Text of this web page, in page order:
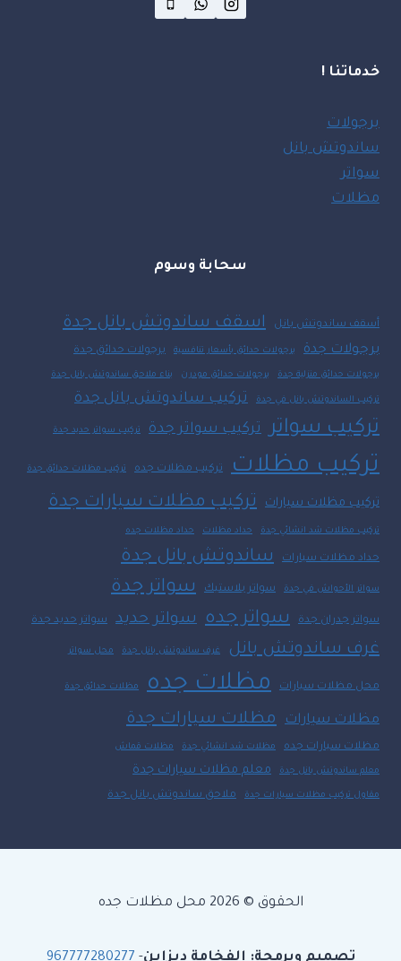
خدماتنا !
برجولات
ساندوتش بانل
سواتر
مظلات
سحابة وسوم
أسقف ساندوتش بانل اسقف ساندوتش بانل جدة
برجولات جدة برجولات حدائق بأسعار تنافسية برجولات حدائق جدة
برجولات حدائق منزلية جدة برجولات حدائق مودرن بناء ملاحق ساندوتش بانل جدة
تركيب الساندوتش بانل في جدة تركيب ساندوتش بانل جدة
تركيب سواتر تركيب سواتر جدة تركيب سواتر حديد جدة
تركيب مظلات تركيب مظلات جده تركيب مظلات حدائق جدة
تركيب مظلات سيارات تركيب مظلات سيارات جدة
تركيب مظلات شد انشائي جدة حداد مظلات حداد مظلات جده
حداد مظلات سيارات ساندوتش بانل جدة
سواتر الأحواش في جدة سواتر بلاستيك سواتر جدة
سواتر جدران جدة سواتر جده سواتر حديد سواتر حديد جدة
غرف ساندوتش بانل غرف ساندوتش بانل جدة محل سواتر
محل مظلات سيارات مظلات جده مظلات حدائق جدة
مظلات سيارات مظلات سيارات جدة
مظلات سيارات جده مظلات شد انشائي جدة مظلات قماش
معلم ساندوتش بانل جدة معلم مظلات سيارات جدة
مقاول تركيب مظلات سيارات جدة ملاحق ساندوتش بانل جدة
الحقوق © 2026 محل مظلات جده